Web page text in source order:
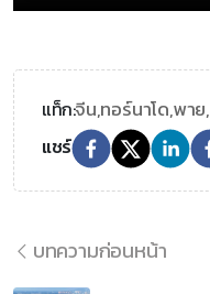
แท็ก:จีน,ทอร์นาโด,พาย,
แชร์
บทความก่อนหน้า